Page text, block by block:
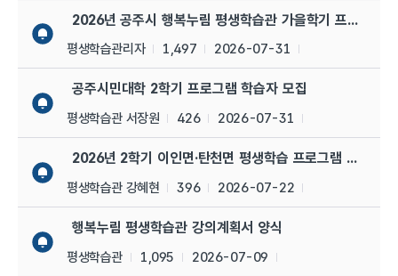
2026년 공주시 행복누림 평생학습관 가을학기 프로그램
평생학습관리자 1,497 2026-07-31
공주시민대학 2학기 프로그램 학습자 모집
평생학습관 서장원 426 2026-07-31
2026년 2학기 이인면·탄천면 평생학습 프로그램 수강생
평생학습관 강혜현 396 2026-07-22
행복누림 평생학습관 강의계획서 양식
평생학습관 1,095 2026-07-09